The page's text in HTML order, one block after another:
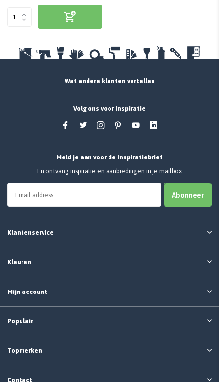
Wat andere klanten vertellen
Volg ons voor inspiratie
Meld je aan voor de inspiratiebrief
En ontvang inspiratie en aanbiedingen in je mailbox
Abonneer
Klantenservice
Kleuren
Mijn account
Populair
Topmerken
Contact